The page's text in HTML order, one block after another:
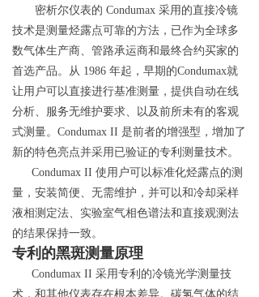
密析尔仪表的 Condumax 采用的直接冷镜
技术是测量烃露点可靠的方法，已作为全球多
数气体生产商、管路承运商和最终合约买家的
首选产品。 从 1986 年起，早期 的Condumax就
让用户可以直接进行基准测量，提供自动在线
分析、服务无维护要求、以及前所未有的客观
式测量。 Condumax II 是前者的增强型，增加了
新的特色亮点并采用已验证的专利测量技术。
Condumax II 使用户可以标准化烃露点的测
量，安装简便、无需维护，并可以和冷却采样
液相测定法、实验室气相色谱法和直接观测法
的结果保持一致。
专利的黑斑测量原理
Condumax II 采用专利的冷镜光学测量技
术，和其他仪表存在根本差异。碳氢气体的结